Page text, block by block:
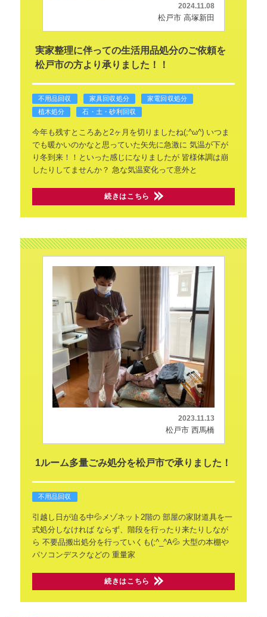
2024.11.08
松戸市 高塚新田
実家整理に伴っての生活用品処分のご依頼を
松戸市の方より承りました！！
不用品回収 家具回収処分
家電回収処分
植木処分
石・土・砂利回収
今年も残すところあと2ヶ月を切りましたね(;^ω^)いつま
でも暖かいのかなと思っていた矢先に急激に 気温が下が
り冬到来！！といった感じになりましたが皆様体調は崩
したりしてませんか？ 急な気温変化って意外と
続きはこちら
2023.11.13
松戸市 西馬橋
1ルーム多量ごみ処分を松戸市で承りました！
不用品回収
引越し日が迫る中💦メゾネット2階の部屋の家財道具を一
式処分しなければならず、階段を行ったり来たりしなが
ら 不要品搬出処分を行っていくも(;^_^A💦 大型の本棚や
パソコンデスクなどの重量家
続きはこちら